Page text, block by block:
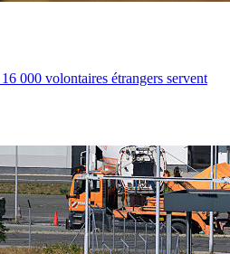
000 volontaires étrangers servent